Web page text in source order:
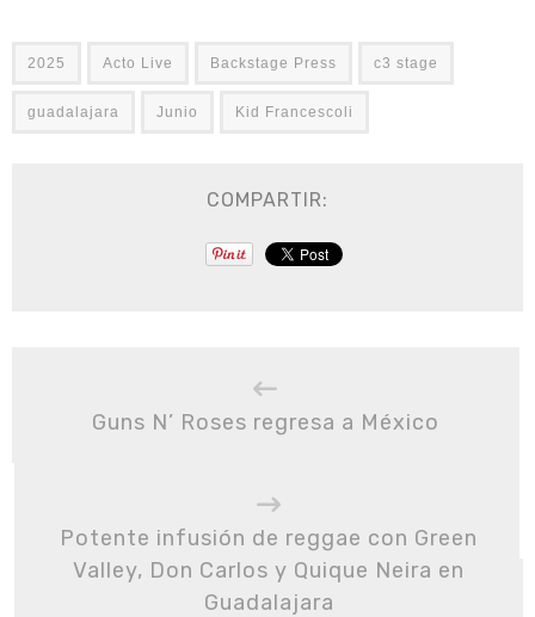
2025 Acto Live Backstage Press c3 stage
guadalajara Junio Kid Francescoli
COMPARTIR:
Guns N’ Roses regresa a México
Potente infusión de reggae con Green
Valley, Don Carlos y Quique Neira en
Guadalajara